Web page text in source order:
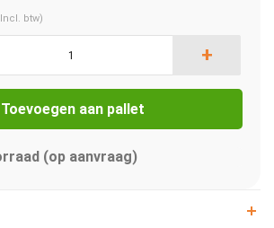
Incl. btw)
+
Toevoegen aan pallet
(op aanvraag)